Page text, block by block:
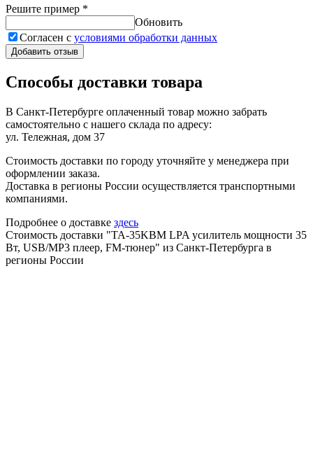
Решите пример *
Обновить
Согласен с условиями обработки данных
Добавить отзыв
Способы доставки товара
В Санкт-Петербурге оплаченный товар можно забрать
самостоятельно с нашего склада по адресу:
ул. Тележная, дом 37
Стоимость доставки по городу уточняйте у менеджера при
оформлении заказа.
Доставка в регионы России осуществляется транспортными
компаниями.
Подробнее о доставке здесь
Стоимость доставки "TA-35KBM LPA усилитель мощности 35
Вт, USB/MP3 плеер, FM-тюнер" из Санкт-Петербурга в
регионы России